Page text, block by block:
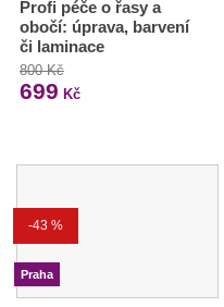
Profi péče o řasy a
obočí: úprava, barvení
či laminace
800 Kč
699 Kč
-43 %
Praha